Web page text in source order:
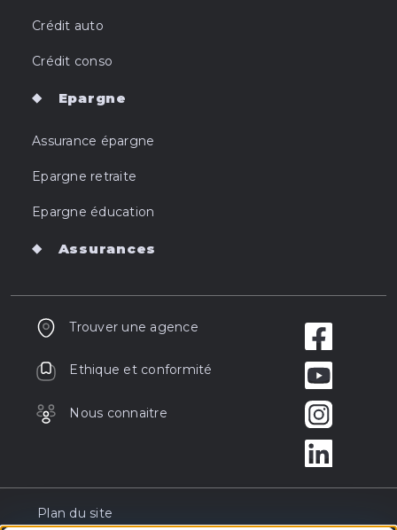
Crédit auto
Crédit conso
Epargne
Assurance épargne
Epargne retraite
Epargne éducation
Assurances
Trouver une agence
Ethique et conformité
Nous connaitre
Plan du site